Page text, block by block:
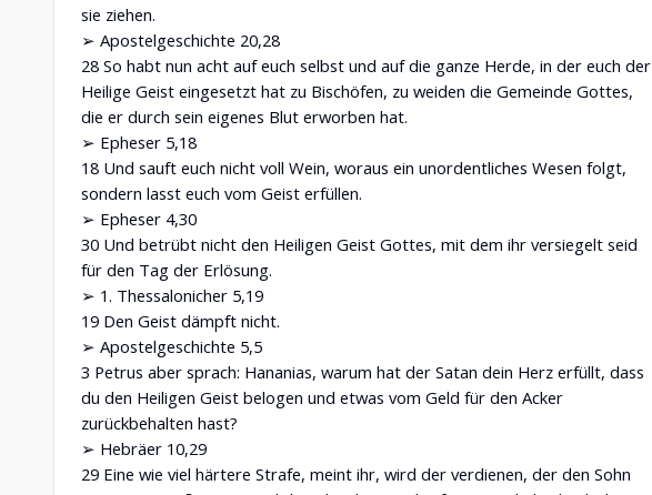
sie ziehen.
➢ Apostelgeschichte 20,28
28 So habt nun acht auf euch selbst und auf die ganze Herde, in der euch der
Heilige Geist eingesetzt hat zu Bischöfen, zu weiden die Gemeinde Gottes,
die er durch sein eigenes Blut erworben hat.
➢ Epheser 5,18
18 Und sauft euch nicht voll Wein, woraus ein unordentliches Wesen folgt,
sondern lasst euch vom Geist erfüllen.
➢ Epheser 4,30
30 Und betrübt nicht den Heiligen Geist Gottes, mit dem ihr versiegelt seid
für den Tag der Erlösung.
➢ 1. Thessalonicher 5,19
19 Den Geist dämpft nicht.
➢ Apostelgeschichte 5,5
3 Petrus aber sprach: Hananias, warum hat der Satan dein Herz erfüllt, dass
du den Heiligen Geist belogen und etwas vom Geld für den Acker
zurückbehalten hast?
➢ Hebräer 10,29
29 Eine wie viel härtere Strafe, meint ihr, wird der verdienen, der den Sohn